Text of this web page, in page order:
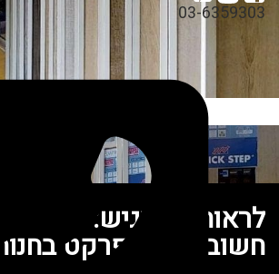
03-6359303
חשוב לקנות פרקט